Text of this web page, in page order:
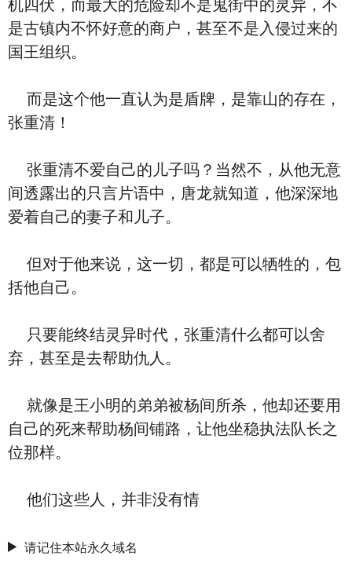
机四伏，而最大的危险却不是鬼街中的灵异，不
是古镇内不怀好意的商户，甚至不是入侵过来的
国王组织。
而是这个他一直认为是盾牌，是靠山的存在，
张重清！
张重清不爱自己的儿子吗？当然不，从他无意
间透露出的只言片语中，唐龙就知道，他深深地
爱着自己的妻子和儿子。
但对于他来说，这一切，都是可以牺牲的，包
括他自己。
只要能终结灵异时代，张重清什么都可以舍
弃，甚至是去帮助仇人。
就像是王小明的弟弟被杨间所杀，他却还要用
自己的死来帮助杨间铺路，让他坐稳执法队长之
位那样。
他们这些人，并非没有情
请记住本站永久域名